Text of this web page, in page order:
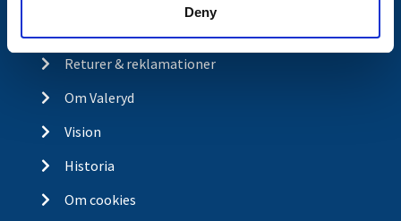
Deny
Returer & reklamationer
Om Valeryd
Vision
Historia
Om cookies